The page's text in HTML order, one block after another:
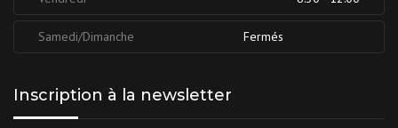
Samedi/Dimanche Fermés
Inscription à la newsletter